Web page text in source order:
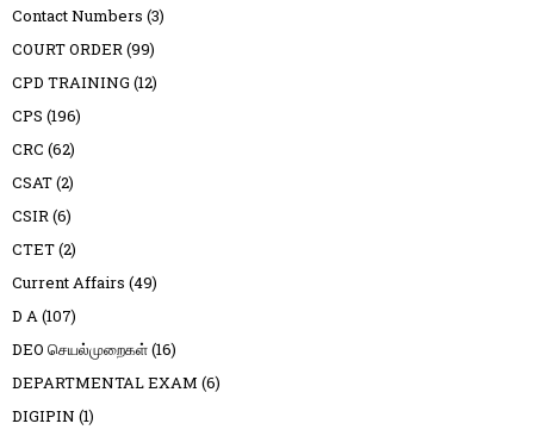
Contact Numbers (3)
COURT ORDER(99)
CPD TRAINING (12)
CPS (196)
CRC (62)
CSAT(2)
CSIR(6)
CTET(2)
Current Affairs (49)
D A(107)
DEO செயல்முறைகள்(16)
DEPARTMENTAL EXAM (6)
DIGIPIN (1)